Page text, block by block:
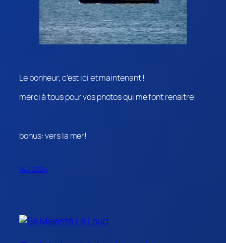
Le bonheur, c’est ici et maintenant !
merci à tous pour vos photos qui me font renaitre!
bonus: vers la mer!
14.7.2024